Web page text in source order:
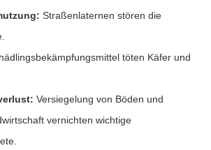
Straßenlaternen stören die
töten Käfer und
Versiegelung von Böden und
vernichten wichtige